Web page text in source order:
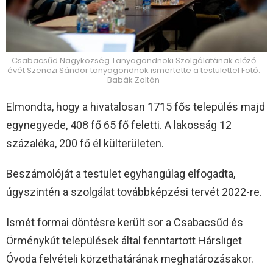
Csabacsűd Nagyközség Tanyagondnoki Szolgálatának előző
évét Szenczi Sándor tanyagondnok ismertette a testülettel Fotó:
Babák Zoltán
Elmondta, hogy a hivatalosan 1715 fős település majd
egynegyede, 408 fő 65 fő feletti. A lakosság 12
százaléka, 200 fő él külterületen.
Beszámolóját a testület egyhangúlag elfogadta,
úgyszintén a szolgálat továbbképzési tervét 2022-re.
Ismét formai döntésre került sor a Csabacsűd és
Örménykút települések által fenntartott Hársliget
Óvoda felvételi körzethatárának meghatározásakor.